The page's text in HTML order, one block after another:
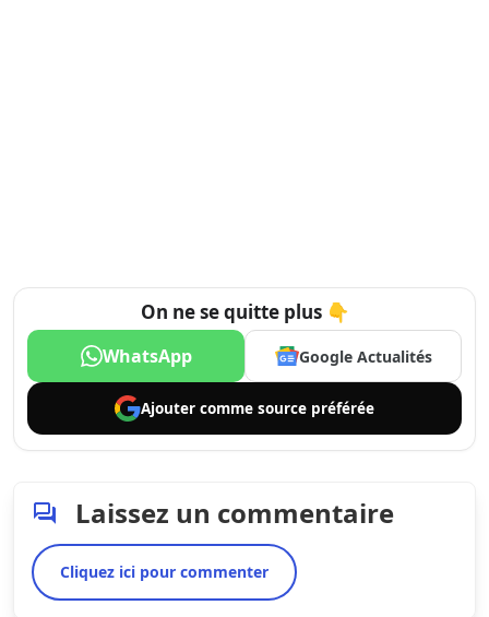
On ne se quitte plus 👇
WhatsApp Google Actualités
Ajouter comme source préférée
Laissez un commentaire
Cliquez ici pour commenter